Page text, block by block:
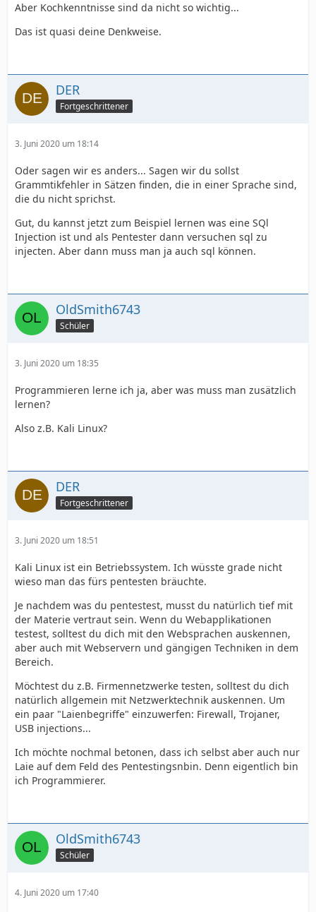
Aber Kochkenntnisse sind da nicht so wichtig...
Das ist quasi deine Denkweise.
DER
Fortgeschrittener
3. Juni 2020 um 18:14
Oder sagen wir es anders... Sagen wir du sollst
Grammtikfehler in Sätzen finden, die in einer Sprache sind,
die du nicht sprichst.
Gut, du kannst jetzt zum Beispiel lernen was eine SQl
Injection ist und als Pentester dann versuchen sql zu
injecten. Aber dann muss man ja auch sql können.
OldSmith6743
Schüler
3. Juni 2020 um 18:35
Programmieren lerne ich ja, aber was muss man zusätzlich
lernen?
Also z.B. Kali Linux?
DER
Fortgeschrittener
3. Juni 2020 um 18:51
Kali Linux ist ein Betriebssystem. Ich wüsste grade nicht
wieso man das fürs pentesten bräuchte.
Je nachdem was du pentestest, musst du natürlich tief mit
der Materie vertraut sein. Wenn du Webapplikationen
testest, solltest du dich mit den Websprachen auskennen,
aber auch mit Webservern und gängigen Techniken in dem
Bereich.
Möchtest du z.B. Firmennetzwerke testen, solltest du dich
natürlich allgemein mit Netzwerktechnik auskennen. Um
ein paar "Laienbegriffe" einzuwerfen: Firewall, Trojaner,
USB injections...
Ich möchte nochmal betonen, dass ich selbst aber auch nur
Laie auf dem Feld des Pentestingsnbin. Denn eigentlich bin
ich Programmierer.
OldSmith6743
Schüler
4. Juni 2020 um 17:40